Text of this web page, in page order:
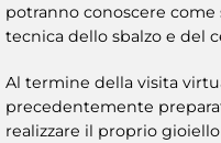
potranno conoscere come
tecnica dello sbalzo e del
Al termine della visita
precedentemente
realizzare il proprio